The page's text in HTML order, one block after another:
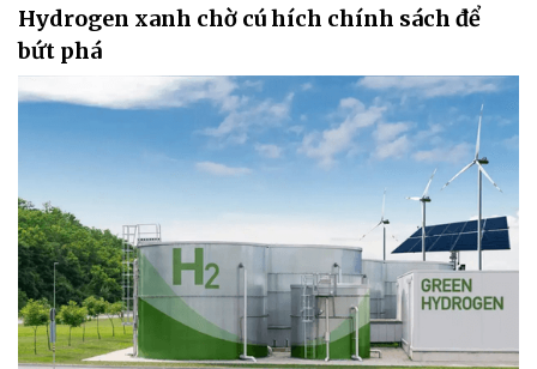
Hydrogen xanh chờ cú hích chính sách để
bứt phá